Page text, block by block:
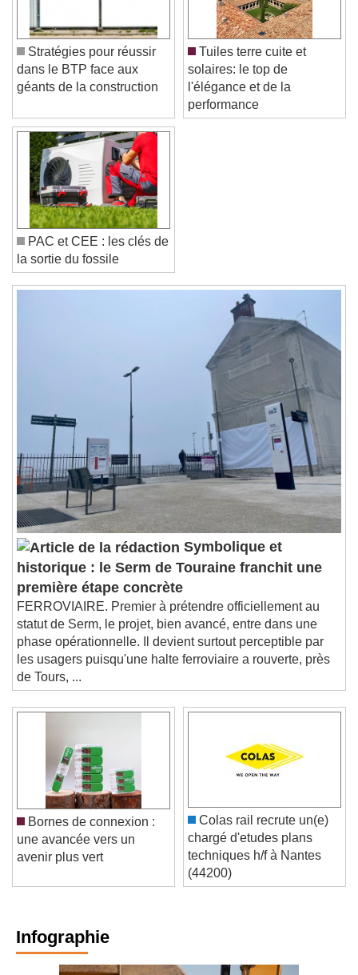
Caption Area Background
Color
Font Size
Text Edge Style
Font Family
Reset
Done
Close Modal Dialog
End of dialog window.
Stratégies pour réussir
dans le BTP face aux
Tuiles terre cuite et
solaires: le top de
l'élégance et de la
performance
PAC et CEE : les clés de
la sortie du fossile
Symbolique et
historique : le Serm de Touraine franchit une
première étape concrète
FERROVIAIRE. Premier à prétendre officiellement au
statut de Serm, le projet, bien avancé, entre dans une
phase opérationnelle. Il devient surtout perceptible par
les usagers puisqu'une halte ferroviaire a rouverte, près
de Tours, ...
Bornes de connexion :
une avancée vers un
Colas rail recrute un(e)
chargé d'etudes plans
techniques h/f à Nantes
(44200)
Infographie